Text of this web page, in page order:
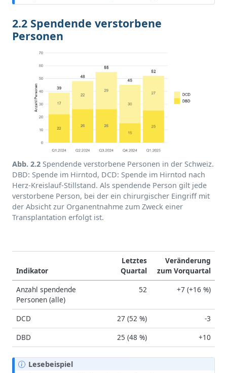
2.2 Spendende verstorbene
Personen
Abb. 2.2 Spendende verstorbene Personen in der Schweiz.
DBD: Spende im Hirntod, DCD: Spende im Hirntod nach
Herz-Kreislauf-Stillstand. Als spendende Person gilt jede
verstorbene Person, bei der ein chirurgischer Eingriff mit
der Absicht zur Organentnahme zum Zweck einer
Transplantation erfolgt ist.
Indikator
Letztes
Quartal
Veränderung
zum Vorquartal
Anzahl spendende
Personen (alle)
52 +7 (+16 %)
DCD 27 (52 %)
-3
DBD
25 (48 %) +10
H
Lesebeispiel